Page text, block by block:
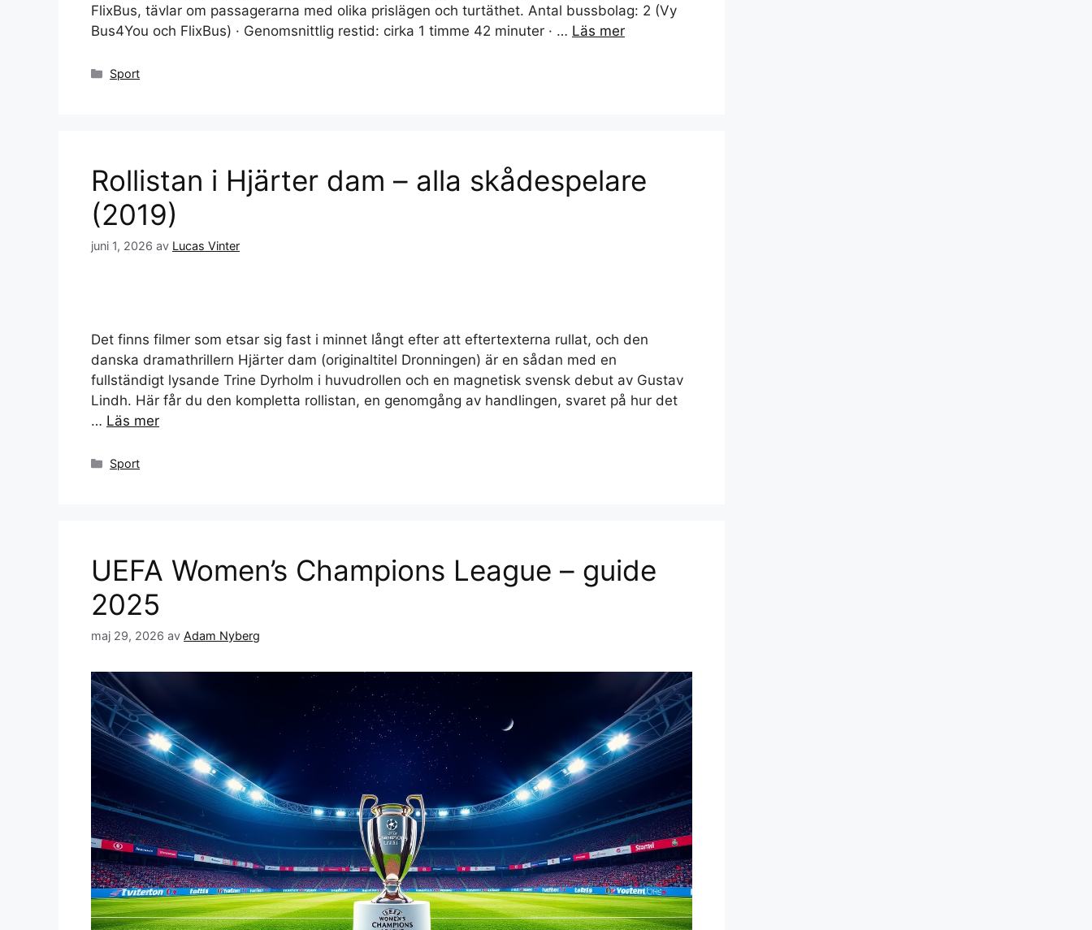
FlixBus, tävlar om passagerarna med olika prislägen och turtäthet. Antal bussbolag: 2 (Vy
Bus4You och FlixBus) · Genomsnittlig restid: cirka 1 timme 42 minuter · … Läs mer
Kategorier
Sport
Rollistan i Hjärter dam – alla skådespelare
(2019)
juni 1, 2026 av Lucas Vinter
Det finns filmer som etsar sig fast i minnet långt efter att eftertexterna rullat, och den
danska dramathrillern Hjärter dam (originaltitel Dronningen) är en sådan med en
fullständigt lysande Trine Dyrholm i huvudrollen och en magnetisk svensk debut av Gustav
Lindh. Här får du den kompletta rollistan, en genomgång av handlingen, svaret på hur det
… Läs mer
Kategorier
Sport
UEFA Women’s Champions League – guide
2025
maj 29, 2026 av Adam Nyberg